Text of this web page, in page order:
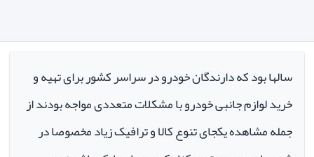
سالها بود که دارندگان خودرو در سراسر کشور برای تهیه و
خرید لوازم جانبی خودرو با مشکلات متعددی مواجه بودند از
جمله مشاهده یکجای تنوع کالا و ترافیک زیاد مخصوصا در